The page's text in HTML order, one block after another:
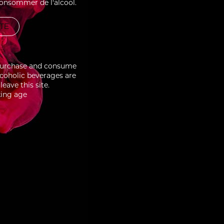
de l'alcool.
and consume
beverages are
this site.
age